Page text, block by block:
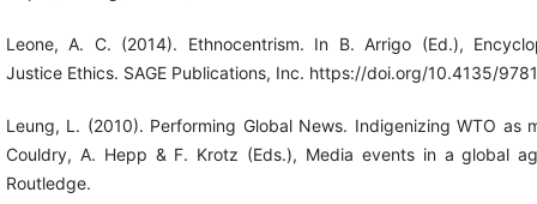
Leone, A. C. (2014). Ethnocentrism. In B. Arrigo (Ed.),
Justice Ethics. SAGE Publications, Inc. https://doi.org/10.4135/
Leung, L. (2010). Performing Global News. Indigenizing WTO as
Couldry, A. Hepp & F. Krotz (Eds.), Media events in a global
Routledge.